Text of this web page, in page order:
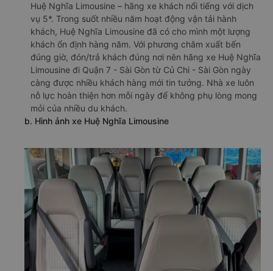
Huệ Nghĩa Limousine – hãng xe khách nổi tiếng với dịch
vụ 5*. Trong suốt nhiều năm hoạt động vận tải hành
khách, Huệ Nghĩa Limousine đã có cho mình một lượng
khách ổn định hàng năm. Với phương châm xuất bến
đúng giờ, đón/trả khách đúng nơi nên hãng xe Huệ Nghĩa
Limousine đi Quận 7 - Sài Gòn từ Củ Chi - Sài Gòn ngày
càng được nhiều khách hàng mới tin tưởng. Nhà xe luôn
nỗ lực hoàn thiện hơn mỗi ngày để không phụ lòng mong
mỏi của nhiều du khách.
b. Hình ảnh xe Huệ Nghĩa Limousine